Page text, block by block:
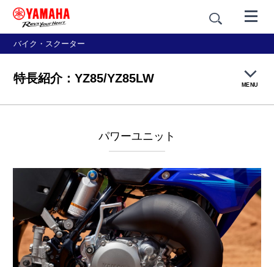
バイク・スクーター
特長紹介：YZ85/YZ85LW MENU
フォトライブラリー
価格・仕様
アクセサリー
パワーユニット